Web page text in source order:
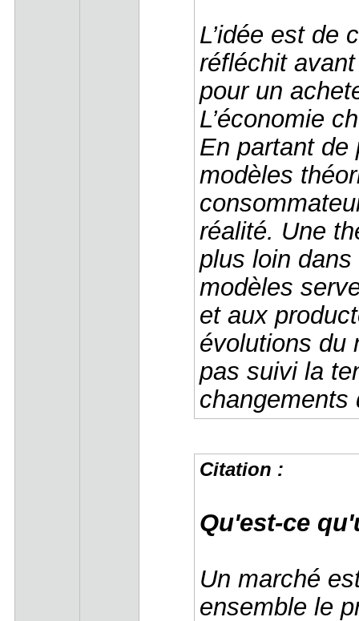
L’idée est de
réfléchit
pour un
L’économie
En partant de
modèles
réalité. Une
plus loin
modèles
et aux
évolutions du
pas suivi la
changements
Citation :
Qu'est-ce
Un marché
ensemble le